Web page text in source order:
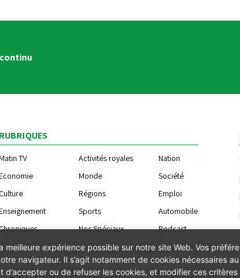
RUBRIQUES
TV Activités royales
Nation
Monde
Société
Culture
Régions
Emploi
Sports
Automobile
Nos Spéciaux Podcast
expérience possible sur notre site Web. Vos
navigateur. Il s’agit notamment de cookies nécessaires
ou de refuser les cookies, et modifier ces